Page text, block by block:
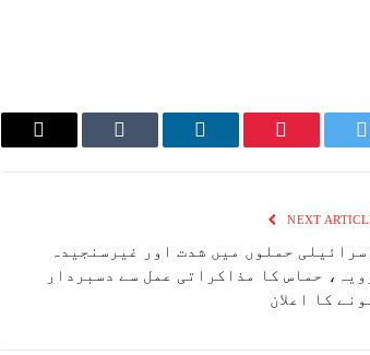
Twitter
Pinterest
LinkedIn
Tumblr
Email
NEXT
حملوں میں شدت اور غیرسنجیدہ
حماس کا مذاکراتی عمل سے دسبردار
ہونے کا اعلان